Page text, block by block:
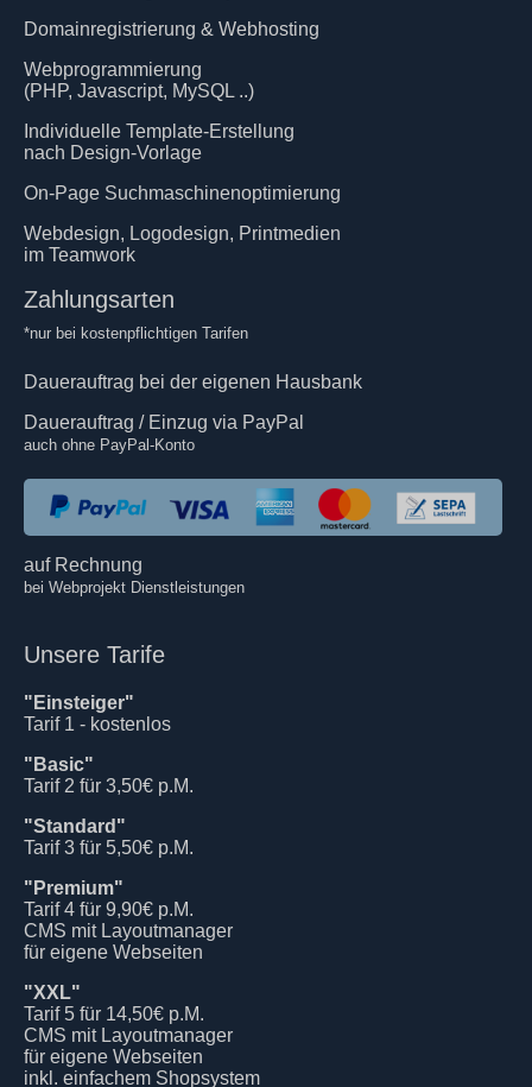
Domainregistrierung & Webhosting
Webprogrammierung
(PHP, Javascript, MySQL ..)
Individuelle Template-Erstellung
nach Design-Vorlage
On-Page Suchmaschinenoptimierung
Webdesign, Logodesign, Printmedien
im Teamwork
Zahlungsarten
*nur bei kostenpflichtigen Tarifen
Dauerauftrag bei der eigenen Hausbank
Dauerauftrag / Einzug via PayPal
auch ohne PayPal-Konto
auf Rechnung
bei Webprojekt Dienstleistungen
Unsere Tarife
"Einsteiger"
Tarif 1 - kostenlos
"Basic"
Tarif 2 für 3,50€ p.M.
"Standard"
Tarif 3 für 5,50€ p.M.
"Premium"
Tarif 4 für 9,90€ p.M.
CMS mit Layoutmanager
für eigene Webseiten
"XXL"
Tarif 5 für 14,50€ p.M.
CMS mit Layoutmanager
für eigene Webseiten
inkl. einfachem Shopsystem